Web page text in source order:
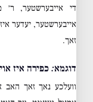
די אייבערשטער, ר׳
אייבערשטער, יעדער
זאך.
דוגמא: כפירה איז
וועלכע נאך זאך